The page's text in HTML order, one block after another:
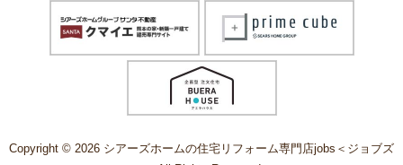
Copyright © 2026 シアーズホームの住宅リフォーム専門店jobs＜ジョブズ